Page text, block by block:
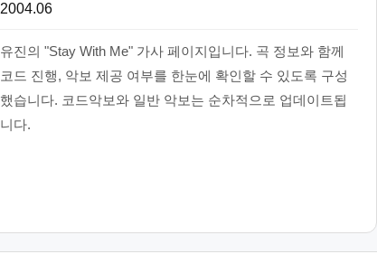
2004.06
유진의 "Stay With Me" 가사 페이지입니다. 곡 정보와 함께
코드 진행, 악보 제공 여부를 한눈에 확인할 수 있도록 구성
했습니다. 코드악보와 일반 악보는 순차적으로 업데이트됩
니다.